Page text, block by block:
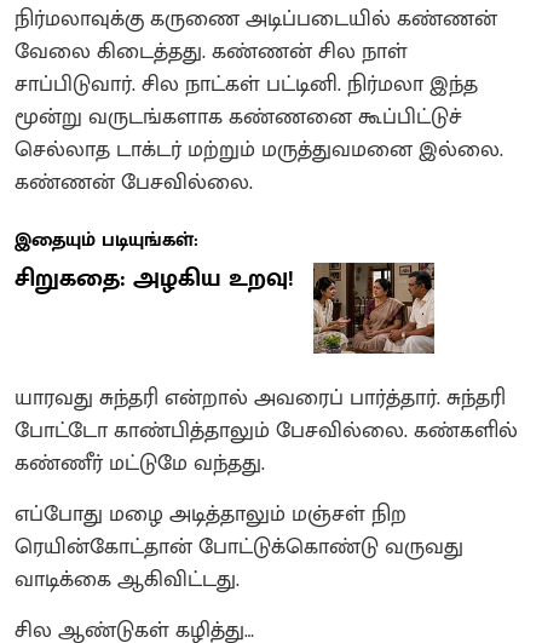
நிர்மலாவுக்கு கருணை அடிப்படையில் கண்ணன்
வேலை கிடைத்தது. கண்ணன் சில நாள்
சாப்பிடுவார். சில நாட்கள் பட்டினி. நிர்மலா இந்த
மூன்று வருடங்களாக கண்ணனை கூப்பிட்டுச்
செல்லாத டாக்டர் மற்றும் மருத்துவமனை இல்லை.
கண்ணன் பேசவில்லை.
இதையும் படியுங்கள்:
சிறுகதை: அழகிய உறவு!
யாரவது சுந்தரி என்றால் அவரைப் பார்த்தார். சுந்தரி
போட்டோ காண்பித்தாலும் பேசவில்லை. கண்களில்
கண்ணீர் மட்டுமே வந்தது.
எப்போது மழை அடித்தாலும் மஞ்சள் நிற
ரெயின்கோட்தான் போட்டுக்கொண்டு வருவது
வாடிக்கை ஆகிவிட்டது.
சில ஆண்டுகள் கழித்து…